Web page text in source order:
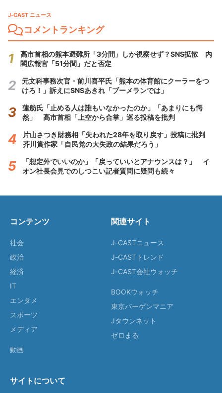
J-CAST ニュース
コメントランキング
高市首相の熊本避難所「3分間」しか視察せず？SNS拡散 内
閣広報官「51分間」だと否定
元文科事務次官・前川喜平氏「熊本の体育館にクーラーをつ
けろ！」訴えにSNSあきれ「ブーメランでは」
蓮舫氏「止める人は誰もいなかったのか」「あまりにも愕
然」 高市首相「上空から合掌」巡る投稿を批判
片山さつき財務相「失われた28年を取り戻す」投稿に批判
芥川賞作家「自民党の大失政の結果だろう」
「想定外でいいのか」「戻っていいとアナウンスは？」 イ
オン社長会見でのしつこい記者質問に疑問も続々
コンテンツ
社会
政治
経済
IT
エンタメ
スポーツ
メディア
動画
関連サイト
J-CASTニュース
J-CASTトレンド
J-CAST会社ウォッチ
BOOKウォッチ
東京バーゲンマニア
Jタウンネット
ゼロまる
サイトについて